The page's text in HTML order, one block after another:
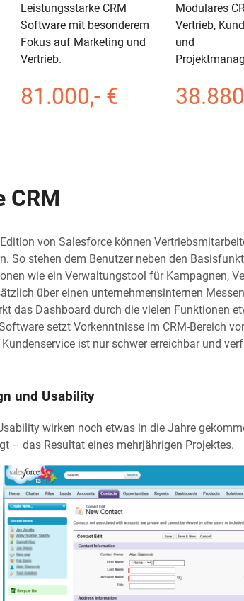
Leistungsstarke CRM
Software mit besonderem
Fokus auf Marketing und
Vertrieb.
Modulares
Vertrieb,
und
81.000,- €
CRM
von Salesforce können
So stehen dem Benutzer neben den
wie ein Verwaltungstool für Kampagnen,
über einen unternehmensinternen
das Dashboard durch die vielen Funktionen
setzt Vorkenntnisse im CRM-Bereich
ist nur schwer erreichbar und
und Usability
wirken noch etwas in die Jahre
– das Resultat eines mehrjährigen Projektes.